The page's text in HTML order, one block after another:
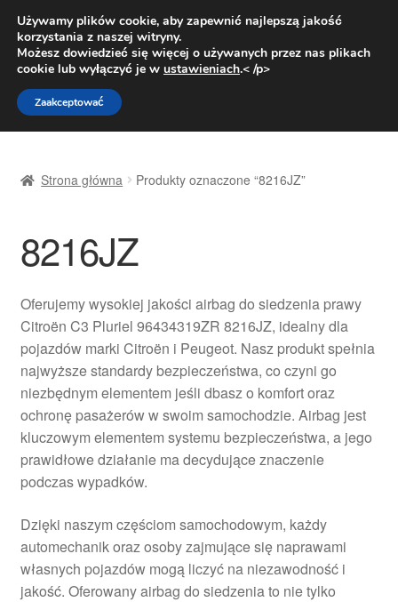
DOSTAWA od 31 zł
Pn.-pt. 9:00-16:00800 003 167
Przejdź
do
nawigacji
Przejdź
do
treści
Dostawa
Dostawa na cały świat
Moje konto
O nas
Płatności
Polityka prywatności
Procedura reklamacyjna
Skarga
Strona główna Produkty oznaczone “8216JZ”
8216JZ
Oferujemy wysokiej jakości airbag do siedzenia prawy
Citroën C3 Pluriel 96434319ZR 8216JZ, idealny dla
pojazdów marki Citroën i Peugeot. Nasz produkt spełnia
najwyższe standardy bezpieczeństwa, co czyni go
niezbędnym elementem jeśli dbasz o komfort oraz
ochronę pasażerów w swoim samochodzie. Airbag jest
kluczowym elementem systemu bezpieczeństwa, a jego
prawidłowe działanie ma decydujące znaczenie
podczas wypadków.
Dzięki naszym częściom samochodowym, każdy
automechanik oraz osoby zajmujące się naprawami
własnych pojazdów mogą liczyć na niezawodność i
jakość. Oferowany airbag do siedzenia to nie tylko
Używamy plików cookie, aby zapewnić najlepszą jakość
korzystania z naszej witryny.
Możesz dowiedzieć się więcej o używanych przez nas plikach
cookie lub wyłączyć je w ustawieniach.< /p>
Zaakceptować